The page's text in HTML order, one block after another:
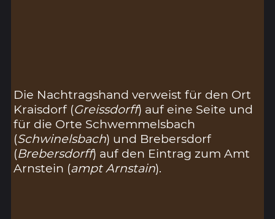
Die Nachtragshand verweist für den Ort
Kraisdorf (Greissdorff) auf eine Seite und
für die Orte Schwemmelsbach
(Schwinelsbach) und Brebersdorf
(Brebersdorff) auf den Eintrag zum Amt
Arnstein (ampt Arnstain).